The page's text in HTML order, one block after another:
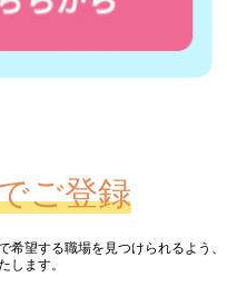
ご登録
希望する職場を見つけられるよう、
します。